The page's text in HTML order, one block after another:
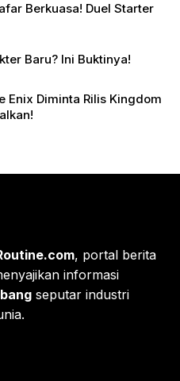
Berkuasa! Duel Starter
Baru? Ini Buktinya!
Enix Diminta Rilis Kingdom
, portal berita
informasi
seputar industri